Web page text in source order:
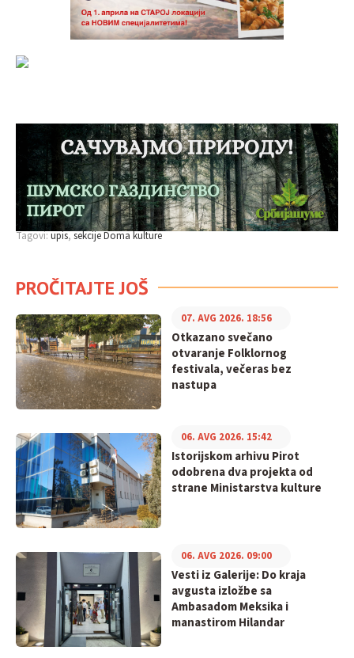
Tagovi:upis sekcije Doma kulture
PROČITAJTE JOŠ
Otkazano svečano
otvaranje Folklornog
festivala, večeras bez
nastupa
07. AVG 2026. 18:56
Istorijskom arhivu Pirot
odobrena dva projekta od
strane Ministarstva kulture
06. AVG 2026. 15:42
Vesti iz Galerije: Do kraja
avgusta izložbe sa
Ambasadom Meksika i
manastirom Hilandar
06. AVG 2026. 09:00